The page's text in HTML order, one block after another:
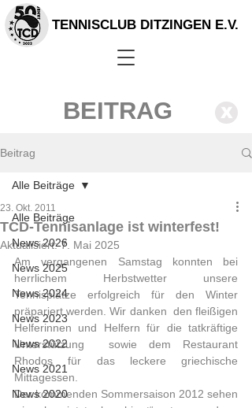
TENNISCLUB DITZINGEN E.V.
BEITRAG X
Beitrag
Alle Beiträge
News 2026
News 2025
News 2024
News 2023
News 2022
News 2021
News 2020
Alle Beiträge
TCD-Tennisanlage ist winterfest!
23. Okt. 2011
Aktualisiert:7. Mai 2025
Am vergangenen Samstag konnten bei
herrlichem Herbstwetter unsere
Tennisplätze erfolgreich für den Winter
präpariert werden. Wir danken  den fleißigen
Helferinnen und Helfern für die tatkräftige
Unterstützung  sowie dem Restaurant
Rhodos für das leckere griechische
Mittagessen.
Der kommenden Sommersaison 2012 sehen